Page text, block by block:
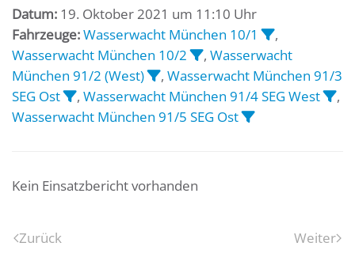
Datum: 19. Oktober 2021 um 11:10 Uhr
Fahrzeuge:Wasserwacht München 10/1
,
Wasserwacht München 10/2
, Wasserwacht
München 91/2 (West)
, Wasserwacht München 91/3
SEG Ost
, Wasserwacht München 91/4 SEG West
,
Wasserwacht München 91/5 SEG Ost
Kein Einsatzbericht vorhanden
Zurück Weiter